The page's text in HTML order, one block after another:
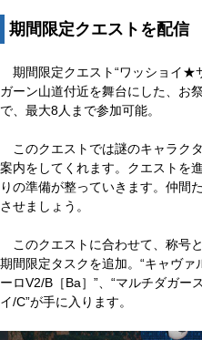
期間限定クエストを配信
期間限定クエスト“ワッショイ★
ガーン山道付近を舞台にした、お
で、最大8人まで参加可能。
このクエストでは謎のキャラク
案内をしてくれます。クエストを
りの準備が整っていきます。仲間
させましょう。
このクエストに合わせて、称号
期間限定タスクを追加。“キャヴァ
ーロV2/B［Ba］”、“マルチダガー
イ/C”が手に入ります。